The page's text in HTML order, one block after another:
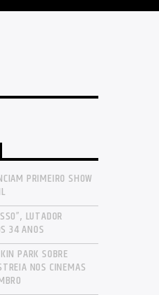
PRIMEIRO SHOW
LUTADOR
34 ANOS
PARK SOBRE
NOS CINEMAS